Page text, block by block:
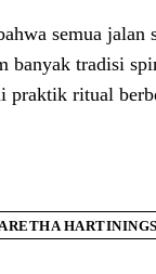
semua jalan
tradisi
ritual